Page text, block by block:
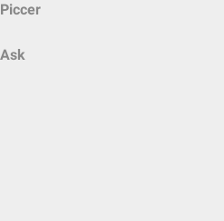
Piccer
Ask